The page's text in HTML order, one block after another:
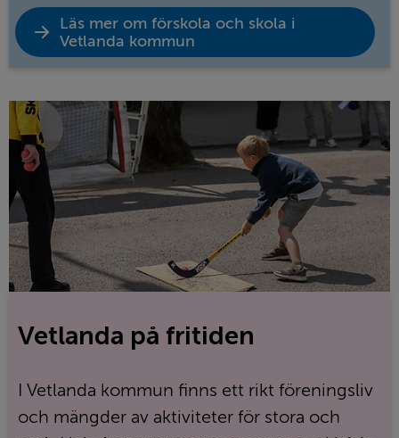
Öppna
länk
Läs mer om förskola och skola i
Vetlanda kommun
Vetlanda på fritiden
I Vetlanda kommun finns ett rikt föreningsliv
och mängder av aktiviteter för stora och